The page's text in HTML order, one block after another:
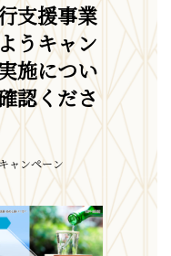
支援事業
うキャン
施につい
認くださ
ャンペーン